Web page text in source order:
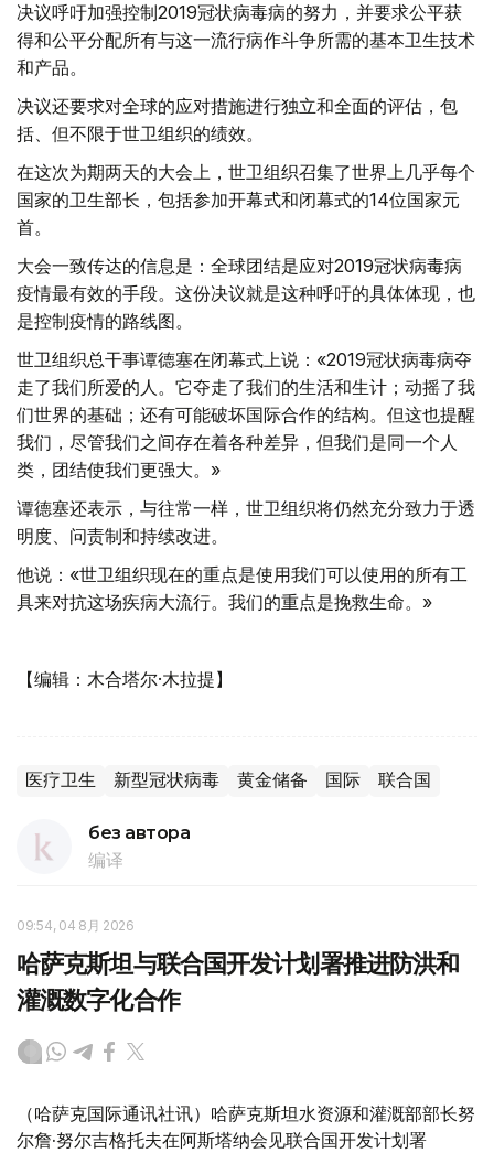
决议呼吁加强控制2019冠状病毒病的努力，并要求公平获
得和公平分配所有与这一流行病作斗争所需的基本卫生技术
和产品。
决议还要求对全球的应对措施进行独立和全面的评估，包
括、但不限于世卫组织的绩效。
在这次为期两天的大会上，世卫组织召集了世界上几乎每个
国家的卫生部长，包括参加开幕式和闭幕式的14位国家元
首。
大会一致传达的信息是：全球团结是应对2019冠状病毒病
疫情最有效的手段。这份决议就是这种呼吁的具体体现，也
是控制疫情的路线图。
世卫组织总干事谭德塞在闭幕式上说：«2019冠状病毒病夺
走了我们所爱的人。它夺走了我们的生活和生计；动摇了我
们世界的基础；还有可能破坏国际合作的结构。但这也提醒
我们，尽管我们之间存在着各种差异，但我们是同一个人
类，团结使我们更强大。»
谭德塞还表示，与往常一样，世卫组织将仍然充分致力于透
明度、问责制和持续改进。
他说：«世卫组织现在的重点是使用我们可以使用的所有工
具来对抗这场疾病大流行。我们的重点是挽救生命。»
【编辑：木合塔尔·木拉提】
医疗卫生 新型冠状病毒 黄金储备 国际 联合国
без автора
编译
09:54, 04 8月 2026
哈萨克斯坦与联合国开发计划署推进防洪和
灌溉数字化合作
（哈萨克国际通讯社讯）哈萨克斯坦水资源和灌溉部部长努
尔詹·努尔吉格托夫在阿斯塔纳会见联合国开发计划署